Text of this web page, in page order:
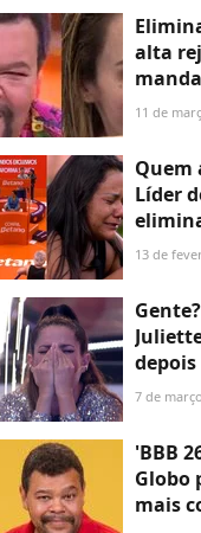
aos
alta
Ana
que
11 de
Quem
Líder
ao
13 de
7 de
'BBB
Globo
mais